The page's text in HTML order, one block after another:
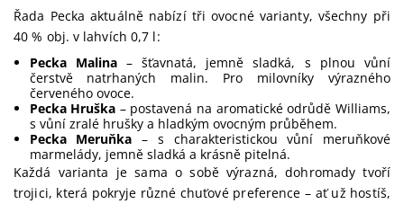
Řada Pecka aktuálně nabízí tři ovocné varianty, všechny při
40 % obj. v lahvích 0,7 l:
Pecka Malina– šťavnatá, jemně sladká, s plnou vůní
čerstvě natrhaných malin. Pro milovníky výrazného
červeného ovoce.
Pecka Hruška – postavená na aromatické odrůdě Williams,
s vůní zralé hrušky a hladkým ovocným průběhem.
Pecka Meruňka – s charakteristickou vůní meruňkové
marmelády, jemně sladká a krásně pitelná.
Každá varianta je sama o sobě výrazná, dohromady tvoří
trojici, která pokryje různé chuťové preference – ať už hostíš,